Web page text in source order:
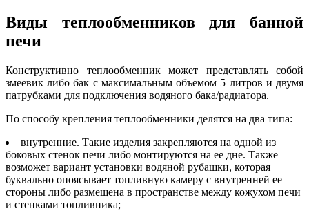
Виды теплообменников для банной
печи
Конструктивно теплообменник может представлять собой
змеевик либо бак с максимальным объемом 5 литров и двумя
патрубками для подключения водяного бака/радиатора.
По способу крепления теплообменники делятся на два типа:
внутренние. Такие изделия закрепляются на одной из
боковых стенок печи либо монтируются на ее дне. Также
возможет вариант установки водяной рубашки, которая
буквально опоясывает топливную камеру с внутренней ее
стороны либо размещена в пространстве между кожухом печи
и стенками топливника;